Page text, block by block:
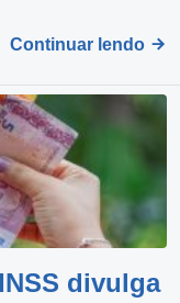
Continuar lendo
divulga